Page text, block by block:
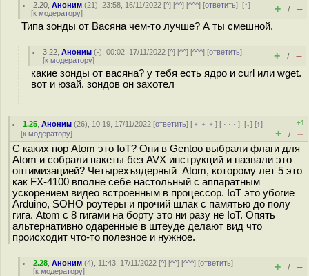
2.20 ,Аноним (21), 23:58, 16/11/2022 [^] [^^] [^^^] [ответить][↑]
[к модератору] + / –
Типа зонды от Васяна чем-то лучше? А ты смешной.
3.22 ,Аноним (-), 00:02, 17/11/2022 [^] [^^] [^^^] [ответить]
[к модератору] + / –
какие зонды от васяна? у тебя есть ядро и curl или wget.
вот и юзай. зондов он захотел
1.25 ,Аноним (26), 10:19, 17/11/2022 [ответить] [ ﹢﹢﹢] [ · · ·][↓] [↑]
[к модератору]
+1
+ / –
С каких пор Atom это IoT? Они в Gentoo выбрали флаги для
Atom и собрали пакеты без AVX инструкций и назвали это
оптимизацией? Четырехъядерный Atom, которому лет 5 это
как FX-4100 вполне себе настольный с аппаратным
ускорением видео встроенным в процессор. IoT это убогие
Arduino, SOHO роутеры и прочий шлак с памятью до полу
гига. Atom с 8 гигами на борту это ни разу не IoT. Опять
альтернативно одаренные в штеуде делают вид что
происходит что-то полезное и нужное.
2.28 ,Аноним (4), 11:43, 17/11/2022 [^] [^^] [^^^] [ответить]
[к модератору] + / –